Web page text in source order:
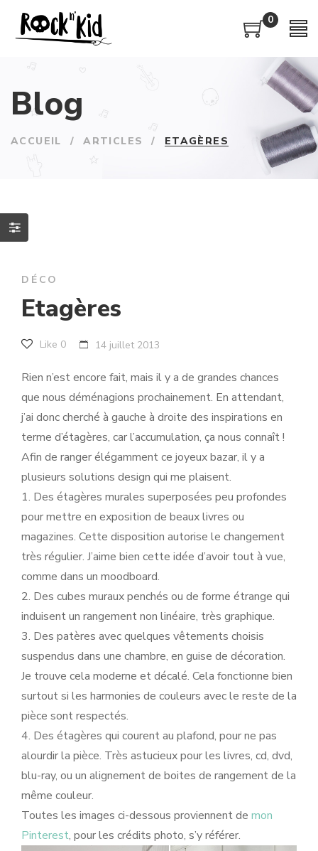
0
Blog
ACCUEIL / ARTICLES / ETAGÈRES
DÉCO
Etagères
Like 0 14 juillet 2013
Rien n’est encore fait, mais il y a de grandes chances
que nous déménagions prochainement. En attendant,
j’ai donc cherché à gauche à droite des inspirations en
terme d’étagères, car l’accumulation, ça nous connaît !
Afin de ranger élégamment ce joyeux bazar, il y a
plusieurs solutions design qui me plaisent.
1. Des étagères murales superposées peu profondes
pour mettre en exposition de beaux livres ou
magazines. Cette disposition autorise le changement
très régulier. J’aime bien cette idée d’avoir tout à vue,
comme dans un moodboard.
2. Des cubes muraux penchés ou de forme étrange qui
induisent un rangement non linéaire, très graphique.
3. Des patères avec quelques vêtements choisis
suspendus dans une chambre, en guise de décoration.
Je trouve cela moderne et décalé. Cela fonctionne bien
surtout si les harmonies de couleurs avec le reste de la
pièce sont respectés.
4. Des étagères qui courent au plafond, pour ne pas
alourdir la pièce. Très astucieux pour les livres, cd, dvd,
blu-ray, ou un alignement de boites de rangement de la
même couleur.
Toutes les images ci-dessous proviennent de mon
Pinterest, pour les crédits photo, s’y référer.